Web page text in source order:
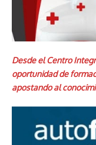
Desde el Centro
oportunidad de
apostando al